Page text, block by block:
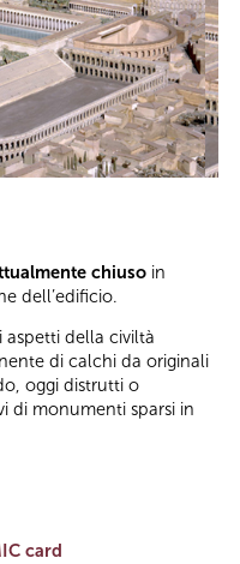
chiuso in
dell’edificio.
aspetti della civiltà
di calchi da originali
oggi distrutti o
di monumenti sparsi in
card